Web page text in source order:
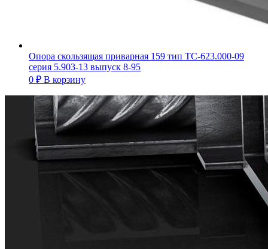
Опора скользящая приварная 159 тип ТС-623.000-09
серия 5.903-13 выпуск 8-95
0 ₽ В корзину